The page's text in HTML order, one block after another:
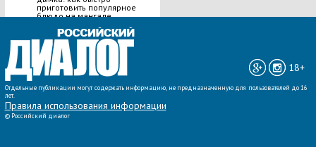
приготовить популярное
блюдо на мангале
ВСЕ НОВОСТИ »
18+
Отдельные публикации могут содержать информацию, не предназначенную для пользователей до 16
лет.
Правила использования информации
© Российский диалог